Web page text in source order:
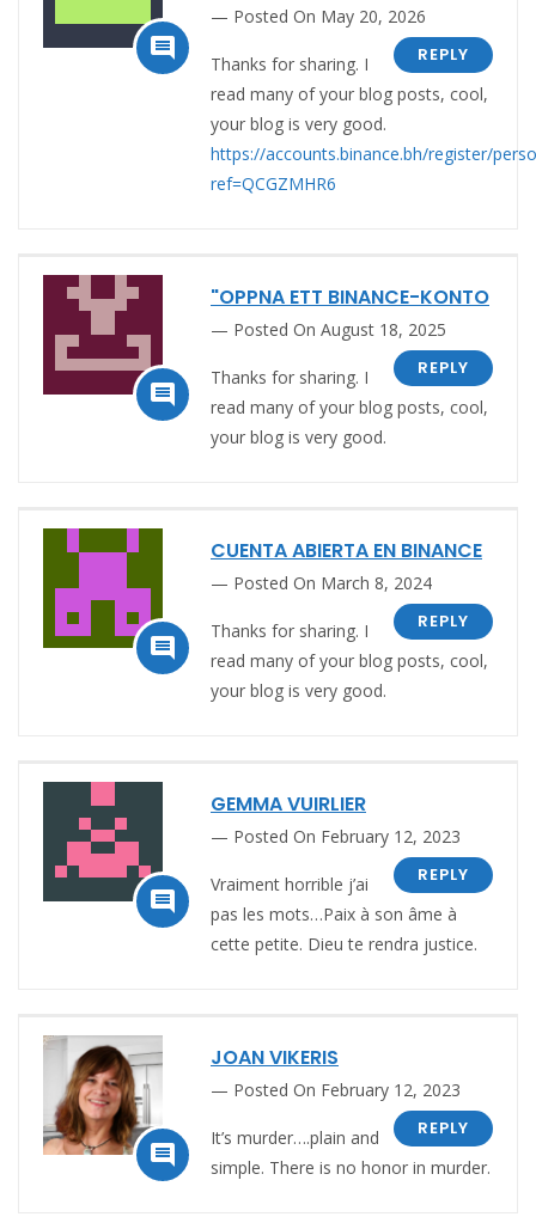

Posted On May 20, 2026
REPLY
Thanks for sharing. I
read many of your blog posts, cool,
your blog is very good.
https://accounts.binance.bh/register/
ref=QCGZMHR6

"OPPNA ETT BINANCE-KONTO
Posted On August 18, 2025
REPLY
Thanks for sharing. I
read many of your blog posts, cool,
your blog is very good.

CUENTA ABIERTA EN BINANCE
Posted On March 8, 2024
REPLY
Thanks for sharing. I
read many of your blog posts, cool,
your blog is very good.

GEMMA VUIRLIER
Posted On February 12, 2023
REPLY
Vraiment horrible j’ai
pas les mots…Paix à son âme à
cette petite. Dieu te rendra justice.

JOAN VIKERIS
Posted On February 12, 2023
REPLY
It’s murder….plain and
simple. There is no honor in murder.